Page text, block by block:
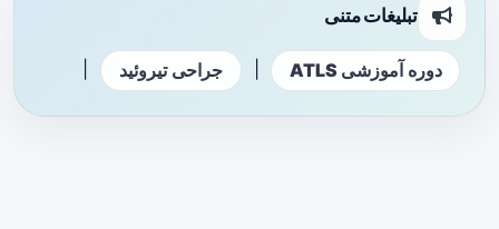
تبلیغات متنی
دوره آموزشی ATLS جراحی تیروئید